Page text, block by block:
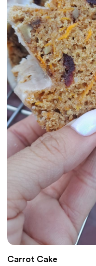
Carrot Cake